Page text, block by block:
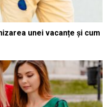
unei vacanțe și cum